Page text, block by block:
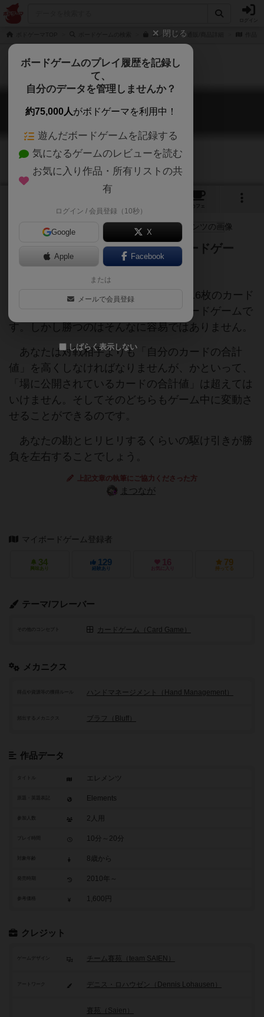
エレメンツの通販/商品詳細
エレメンツ
Elements
カフェ
16枚のカードで遊ぶシンプルなカードゲー
ム！
陰陽五行思想をテーマとし、たった16枚のカード
で遊ぶたいへんシンプルなルールのカードゲームで
す。しかし勝つのはそんなに容易ではありません。
あなたは対戦相手よりも「自分のカードの合計
値」を高くしなければなりませんが、かといって、
「場に公開されているカードの合計値」は超えては
いけません。そしてそのどちらもゲーム中に変動さ
せることができるのです。
あなたの勘とヒリヒリするくらいの駆け引きが勝
負を左右することでしょう。
上記文章の執筆にご協力くださった方
まつなが
マイボードゲーム登録者
34
興味あり
129
経験あり
16
お気に入り
79
持ってる
テーマ/フレーバー
その他のコンセプト カードゲーム（Card Game）
メカニクス
ハンドマネージメント（Hand Management）
頻出するメカニクス ブラフ（Bluff）
作品データ
タイトル エレメンツ
Elements
参加人数 2人用
10分～20分
8歳から
2010年～
参考価格 1,600円
クレジット
ゲームデザイン チーム賽苑（team SAIEN）
アートワーク デニス・ロハウゼン（Dennis Lohausen）
賽苑（Saien）
閉じる
ボードゲームのプレイ履歴を記録し
て、
自分のデータを管理しませんか？
約75,000人がボドゲーマを利用中！
遊んだボードゲームを記録する
気になるゲームのレビューを読む
お気に入り作品・所有リストの共
有
ログイン / 会員登録（10秒）
Google X
Apple Facebook
または
メールで会員登録
しばらく表示しない